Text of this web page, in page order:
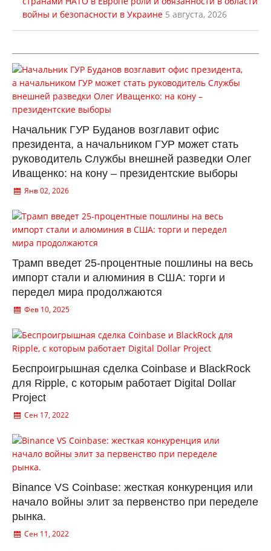
войны и безопасности в Украине 5 августа, 2026
Начальник ГУР Буданов возглавит офис
президента, а начальником ГУР может стать
руководитель Службы внешней разведки Олег
Иващенко: на кону – президентские выборы
Янв 02, 2026
Трамп введет 25-процентные пошлины на весь
импорт стали и алюминия в США: торги и
передел мира продолжаются
Фев 10, 2025
Беспроигрышная сделка Coinbase и BlackRock
для Ripple, с которым работает Digital Dollar
Project
Сен 17, 2022
Binance VS Coinbase: жесткая конкуренция или
начало войны элит за первенство при переделе
рынка.
Сен 11, 2022